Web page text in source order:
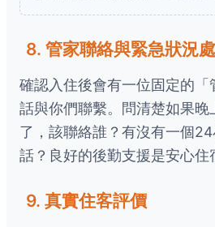
8. 管家聯絡與緊急狀況
確認入住後會有一位固定的
話與你們聯繫。問清楚如果
了，該聯絡誰？有沒有一個
話？良好的後勤支援是安心住
9. 真實住客評價